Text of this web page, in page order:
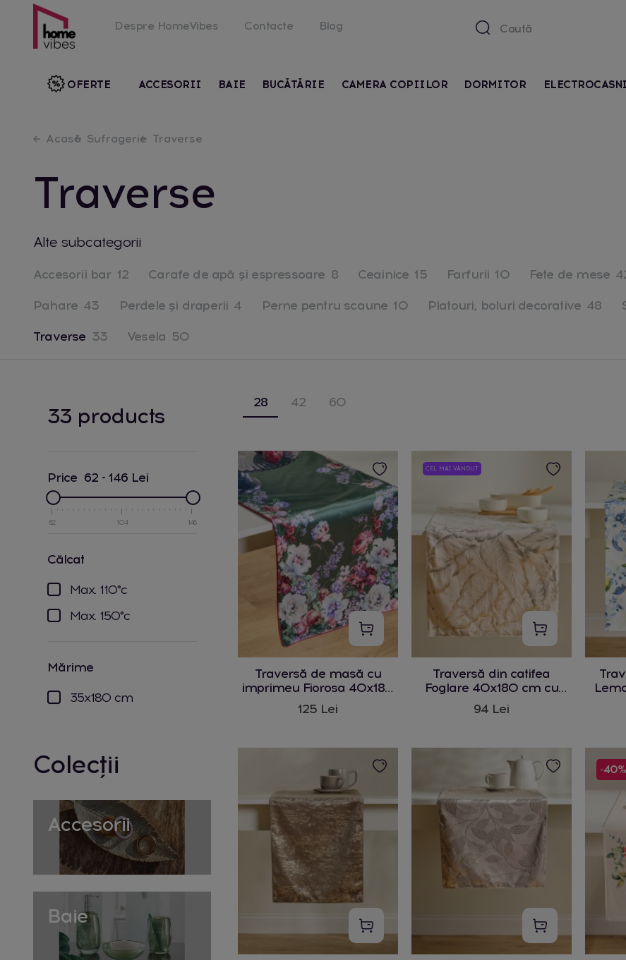
Despre HomeVibes Contacte Blog
ACCESORII BAIE BUCĂTĂRIE CAMERA COPIILOR DORMITOR
OFERTE
Acasă Sufragerie Traverse
Traverse
Alte subcategorii
Accesorii bar 12 Carafe de apă și espressoare 8 Ceainice 15 Farfurii 10 Fete de mese
Pahare 43 Perdele și draperii 4 Perne pentru scaune 10 Platouri, boluri decorative 48
Traverse 33 Vesela 50
33 products
Price 62 - 146 Lei
62 104 146
călcat
max. 110°c
max. 150°c
mărime
35x180 cm
Colecții
Accesorii
Baie
28 42 60
Traversă de masă cu
imprimeu Fiorosa 40x180
cm
125 Lei
CEL MAI VÂNDUT
Traversă din catifea
Foglare 40x180 cm cu
motiv frunze
94 Lei
-40%